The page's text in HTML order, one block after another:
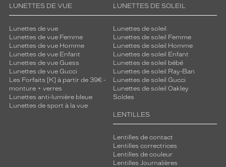
LUNETTES DE VUE
Lunettes de vue
Lunettes de vue Femme
Lunettes de vue Homme
Lunettes de vue Enfant
Lunettes de vue Guess
Lunettes de vue Gucci
Les Forfaits [K] à partir de 39€ -
monture + verres
Lunettes anti-lumière bleue
Lunettes de sport à la vue
LUNETTES DE SOLEIL
Lunettes de soleil
Lunettes de soleil Femme
Lunettes de soleil Homme
Lunettes de soleil Enfant
Lunettes de soleil bébé
Lunettes de soleil Ray-Ban
Lunettes de soleil Gucci
Lunettes de soleil Oakley
Soldes
LENTILLES
Lentilles de contact
Lentilles correctrices
Lentilles de couleur
Lentilles Journalières